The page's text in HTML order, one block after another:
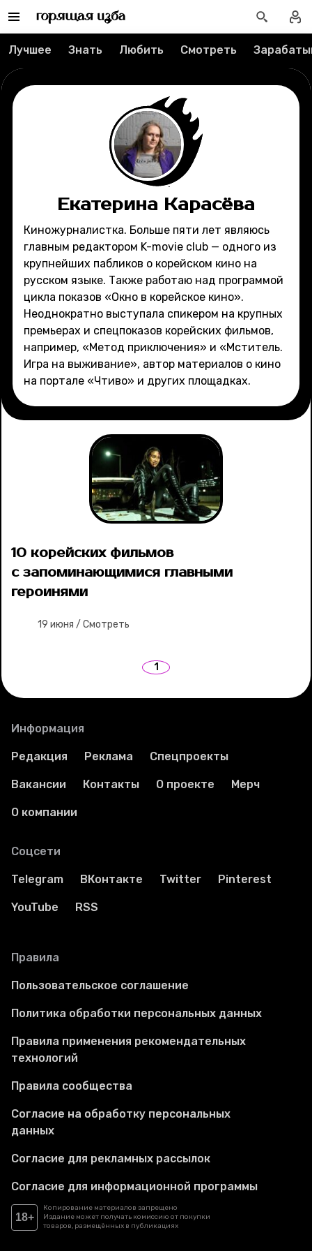
Редакция
Мерч
О компании
Рубрики
Новости
Лучшее
Секспросвет
Тренды
Соцсети
Лучшее Знать Любить Смотреть
Екатерина Карасёва
Киножурналистка. Больше пяти лет являюсь
главным редактором K-movie club — одного из
крупнейших пабликов о корейском кино на
русском языке. Также работаю над программой
цикла показов «Окно в корейское кино».
Неоднократно выступала спикером на крупных
премьерах и спецпоказов корейских фильмов,
например, «Метод приключения» и «Мститель.
Игра на выживание», автор материалов о кино
на портале «Чтиво» и других площадках.
10 корейских фильмов
с запоминающимися главными
героинями
19 июня / Смотреть
1
Информация
Редакция Реклама Спецпроекты
Вакансии Контакты О проекте Мерч
О компании
Соцсети
Telegram ВКонтакте Twitter Pinterest
YouTube RSS
Правила
Пользовательское соглашение
Политика обработки персональных данных
Правила применения рекомендательных
технологий
Правила сообщества
Согласие на обработку персональных
данных
Согласие для рекламных рассылок
Согласие для информационной программы
18+
Копирование материалов запрещено
Издание может получать комиссию от покупки
товаров, размещённых в публикациях